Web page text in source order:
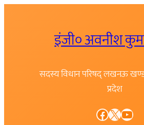
इंजी० अवनीश
सदस्य विधान परिषद् लखनऊ
प्रदेश
Facebook X YouTube